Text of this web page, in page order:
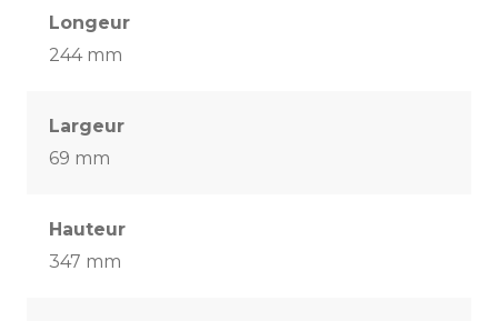
Longeur
244 mm
Largeur
69 mm
Hauteur
347 mm